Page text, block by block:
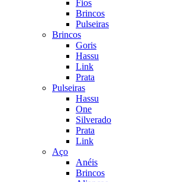
Fios
Brincos
Pulseiras
Brincos
Goris
Hassu
Link
Prata
Pulseiras
Hassu
One
Silverado
Prata
Link
Aço
Anéis
Brincos